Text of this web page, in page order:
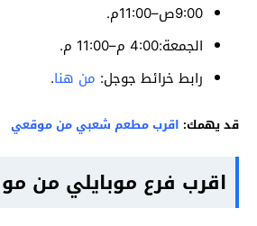
9:00ص–11:00م.
الجمعة:4:00 م–11:00 م.
رابط خرائط جوجل: من هنا.
قد يهمك: اقرب مطعم شعبي من موقعي
اقرب فرع موبايلي من